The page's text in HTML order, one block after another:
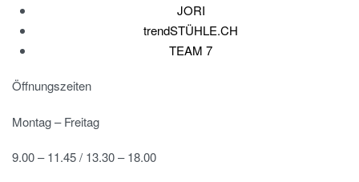
JORI
trendSTÜHLE.CH
TEAM 7
Öffnungszeiten
Montag – Freitag
9.00 – 11.45 / 13.30 – 18.00